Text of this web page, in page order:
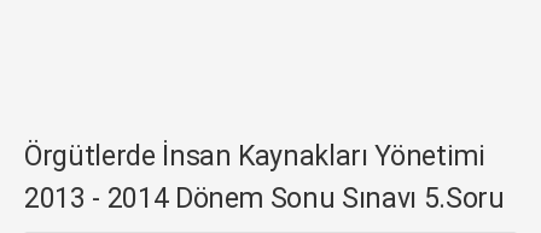
Örgütlerde İnsan Kaynakları Yönetimi
2013 - 2014 Dönem Sonu Sınavı 5.Soru